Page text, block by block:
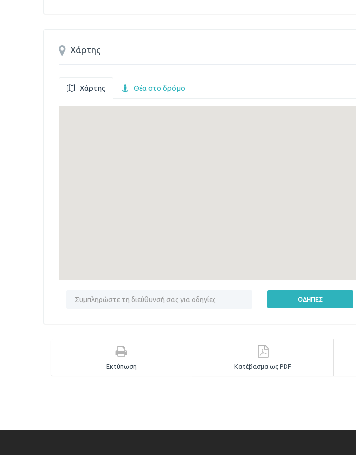
Χάρτης
Χάρτης Θέα στο δρόμο
Εκτύπωση Κατέβασμα ως PDF